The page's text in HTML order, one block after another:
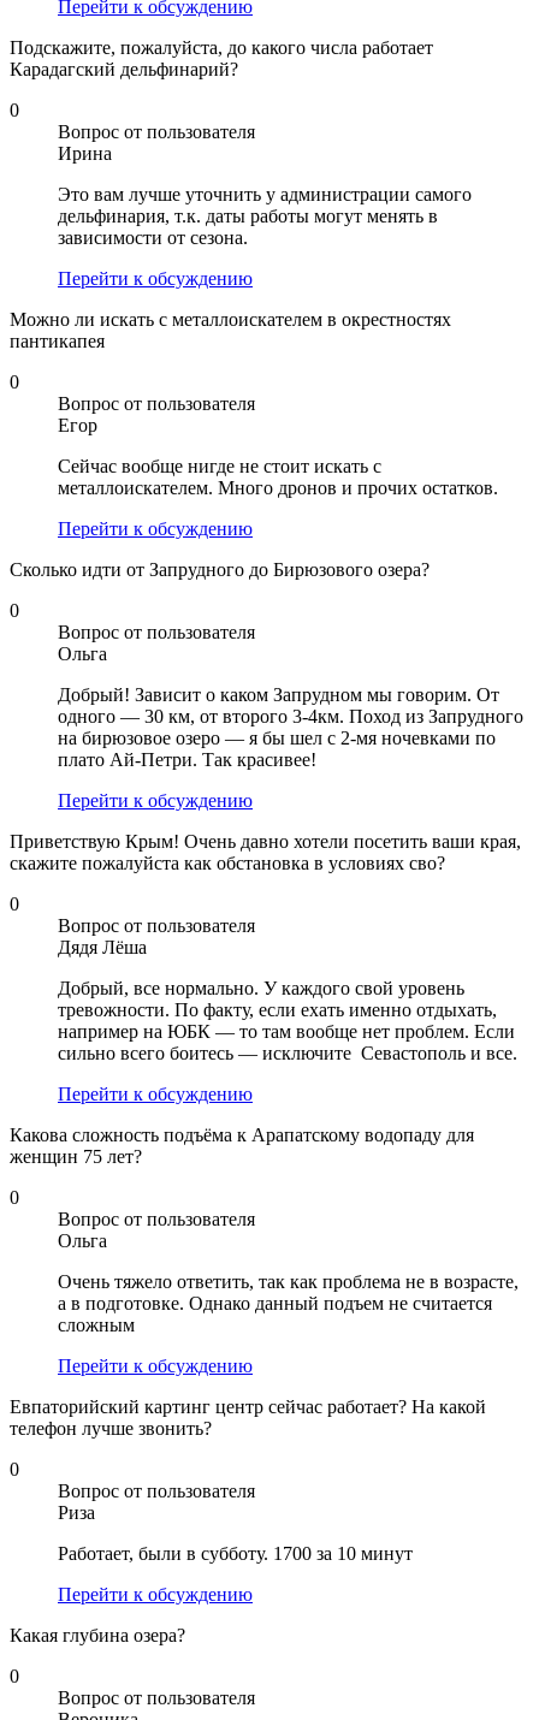
Перейти к обсуждению
Подскажите, пожалуйста, до какого числа работает
Карадагский дельфинарий?
0
Вопрос от пользователя
Ирина
Это вам лучше уточнить у администрации самого
дельфинария, т.к. даты работы могут менять в
зависимости от сезона.
Перейти к обсуждению
Можно ли искать с металлоискателем в окрестностях
пантикапея
0
Вопрос от пользователя
Егор
Сейчас вообще нигде не стоит искать с
металлоискателем. Много дронов и прочих остатков.
Перейти к обсуждению
Сколько идти от Запрудного до Бирюзового озера?
0
Вопрос от пользователя
Ольга
Добрый! Зависит о каком Запрудном мы говорим. От
одного — 30 км, от второго 3-4км. Поход из Запрудного
на бирюзовое озеро — я бы шел с 2-мя ночевками по
плато Ай-Петри. Так красивее!
Перейти к обсуждению
Приветствую Крым! Очень давно хотели посетить ваши края,
скажите пожалуйста как обстановка в условиях сво?
0
Вопрос от пользователя
Дядя Лёша
Добрый, все нормально. У каждого свой уровень
тревожности. По факту, если ехать именно отдыхать,
например на ЮБК — то там вообще нет проблем. Если
сильно всего боитесь — исключите Севастополь и все.
Перейти к обсуждению
Какова сложность подъёма к Арапатскому водопаду для
женщин 75 лет?
0
Вопрос от пользователя
Ольга
Очень тяжело ответить, так как проблема не в возрасте,
а в подготовке. Однако данный подъем не считается
сложным
Перейти к обсуждению
Евпаторийский картинг центр сейчас работает? На какой
телефон лучше звонить?
0
Вопрос от пользователя
Риза
Работает, были в субботу. 1700 за 10 минут
Перейти к обсуждению
Какая глубина озера?
0
Вопрос от пользователя